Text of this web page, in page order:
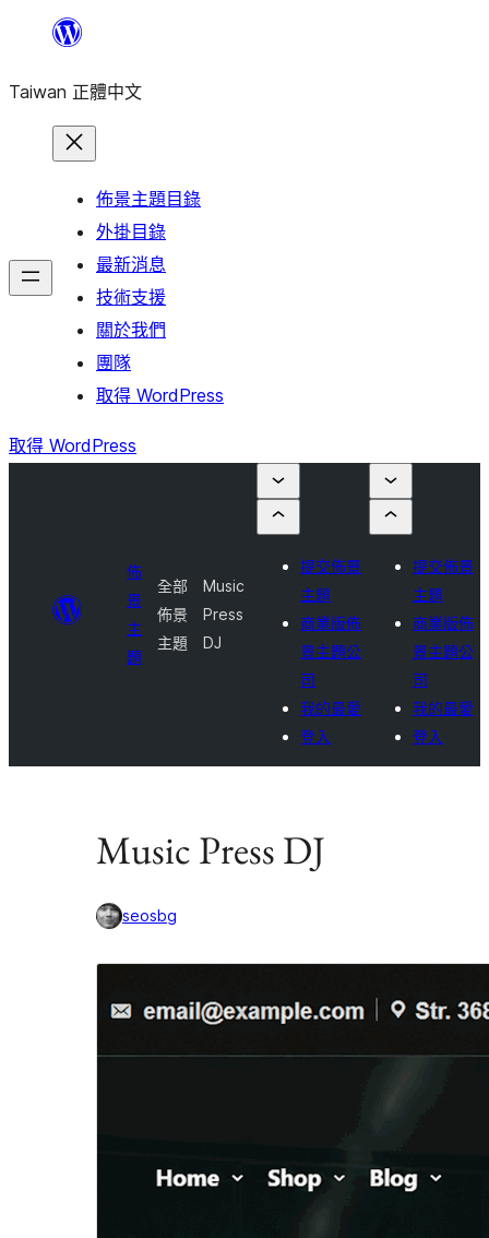
主
Taiwan 正體中文
佈景主題目錄
外掛目錄
最新消息
技術支援
關於我們
團隊
取得 WordPress
取得 WordPress
佈
景
主
題
全部
佈景
主題
Music
Press
DJ
提交佈景
主題
商業版佈
景主題公
司
我的最愛
登入
提交佈景
主題
商業版佈
景主題公
司
我的最愛
登入
Music Press DJ
seosbg